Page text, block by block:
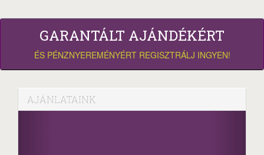
GARANTÁLT AJÁNDÉKÉRT
ÉS PÉNZNYEREMÉNYÉRT REGISZTRÁLJ INGYEN!
AJÁNLATAINK